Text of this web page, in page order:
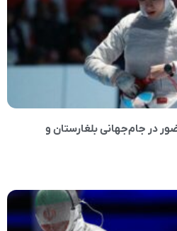
در جام‌جهانی بلغارستان و